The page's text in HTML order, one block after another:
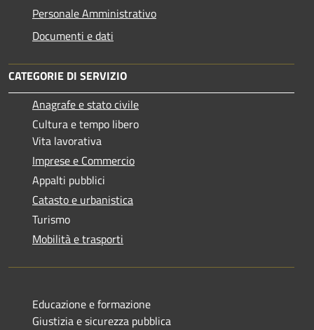
Personale Amministrativo
Documenti e dati
CATEGORIE DI SERVIZIO
Anagrafe e stato civile
Cultura e tempo libero
Vita lavorativa
Imprese e Commercio
Appalti pubblici
Catasto e urbanistica
Turismo
Mobilità e trasporti
Educazione e formazione
Giustizia e sicurezza pubblica